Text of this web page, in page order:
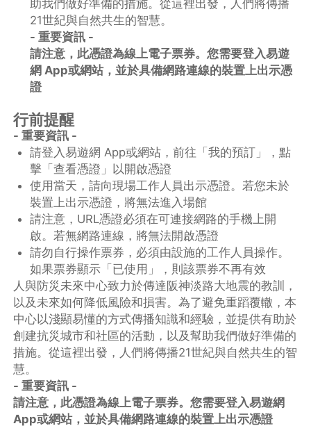
助我們做好準備的措施。從這裡出發，人們將傳播
21世紀與自然共生的智慧。
- 重要資訊 -
請注意，此憑證為線上電子票券。您需要登入易遊
網 App或網站，並於具備網路連線的裝置上出示憑
證
行前提醒
- 重要資訊 -
請登入易遊網 App或網站，前往「我的預訂」，點
擊「查看憑證」以開啟憑證
使用當天，請向現場工作人員出示憑證。若您未於
裝置上出示憑證，將無法進入場館
請注意，URL憑證必須在可連接網路的手機上開
啟。若無網路連線，將無法開啟憑證
請勿自行操作票券，必須由設施的工作人員操作。
如果票券顯示「已使用」，則該票券不再有效
人與防災未來中心致力於傳達阪神淡路大地震的教訓，
以及未來如何降低風險和損害。為了避免重蹈覆轍，本
中心以淺顯易懂的方式傳播知識和經驗，並提供有助於
創建抗災城市和社區的活動，以及幫助我們做好準備的
措施。從這裡出發，人們將傳播21世紀與自然共生的智
慧。
- 重要資訊 -
請注意，此憑證為線上電子票券。您需要登入易遊網
App或網站，並於具備網路連線的裝置上出示憑證